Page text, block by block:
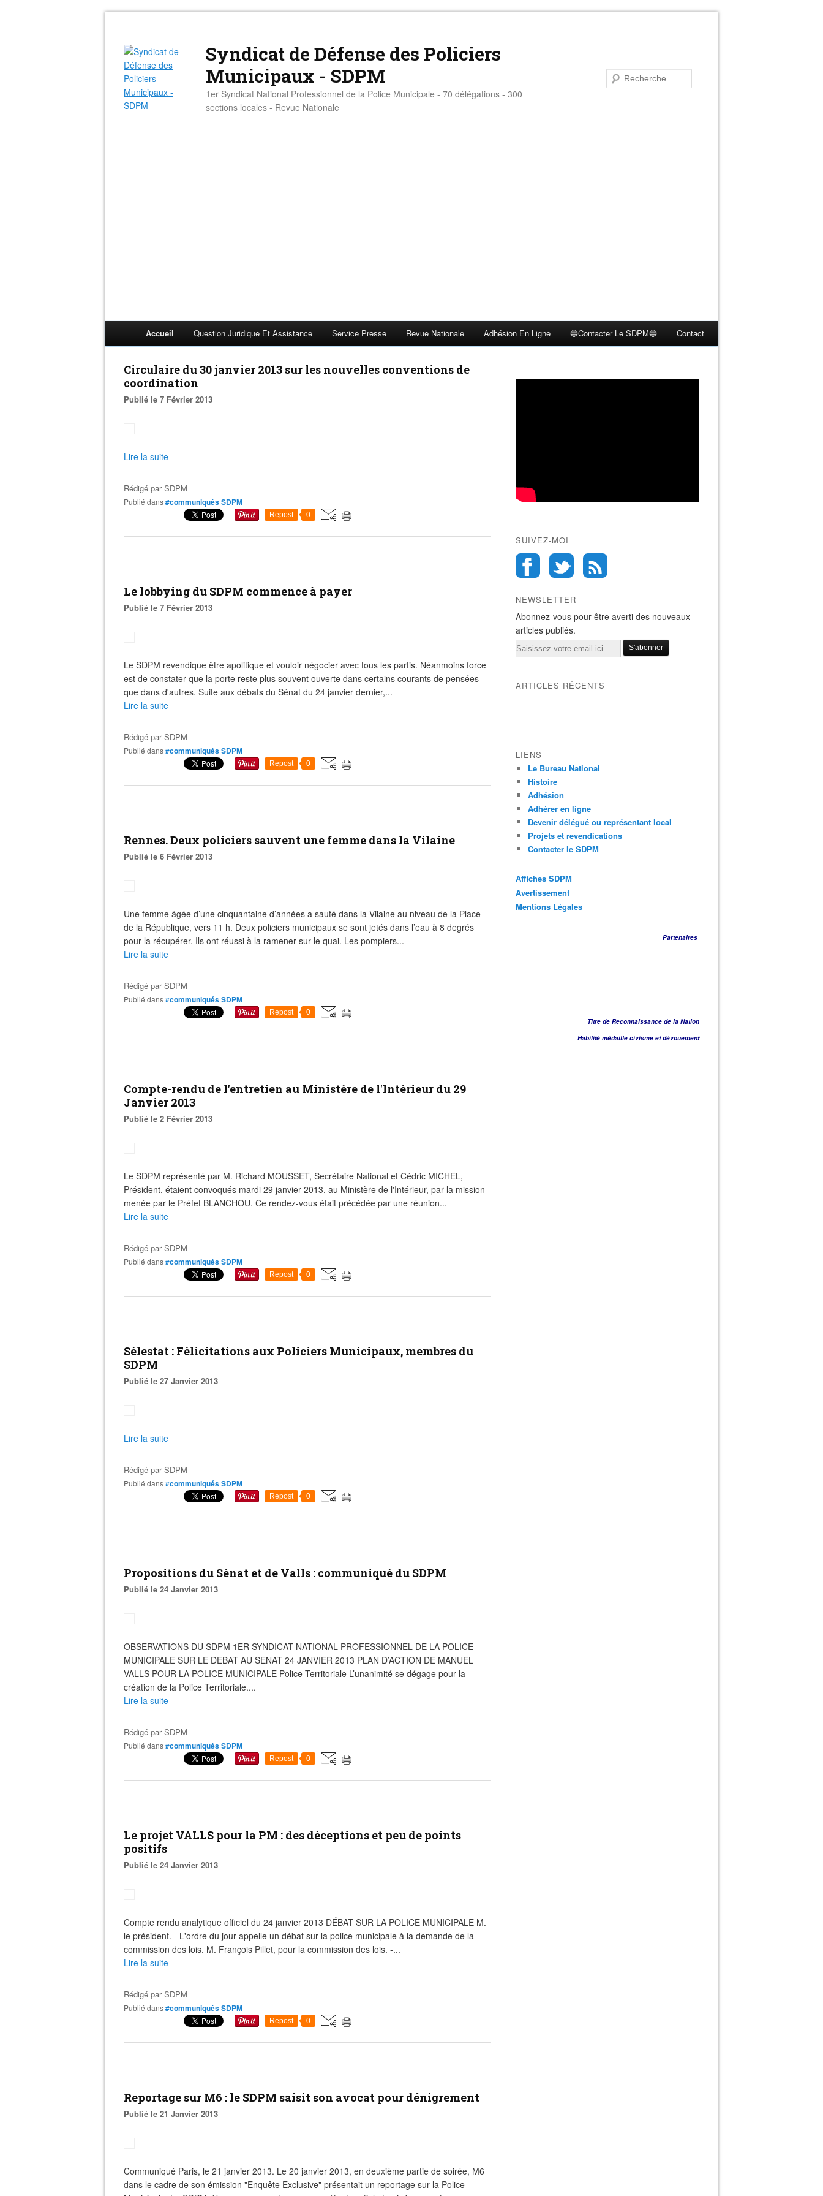
Syndicat de Défense des Policiers
Municipaux - SDPM
1er Syndicat National Professionnel de la Police Municipale - 70 délégations - 300
sections locales - Revue Nationale
Accueil Question Juridique Et Assistance Service Presse Revue Nationale Adhésion En Ligne 🔵Contacter Le SDPM🔵 Contact
Circulaire du 30 janvier 2013 sur les nouvelles conventions de
coordination
Publié le 7 Février 2013
Lire la suite
Rédigé parSDPM
Publié dans#communiqués SDPM
Repost 0
Le lobbying du SDPM commence à payer
Publié le 7 Février 2013
Le SDPM revendique être apolitique et vouloir négocier avec tous les partis. Néanmoins force
est de constater que la porte reste plus souvent ouverte dans certains courants de pensées
que dans d'autres. Suite aux débats du Sénat du 24 janvier dernier,...
Lire la suite
Rédigé parSDPM
Publié dans#communiqués SDPM
Repost 0
Rennes. Deux policiers sauvent une femme dans la Vilaine
Publié le 6 Février 2013
Une femme âgée d’une cinquantaine d’années a sauté dans la Vilaine au niveau de la Place
de la République, vers 11 h. Deux policiers municipaux se sont jetés dans l’eau à 8 degrés
pour la récupérer. Ils ont réussi à la ramener sur le quai. Les pompiers...
Lire la suite
Rédigé parSDPM
Publié dans#communiqués SDPM
Repost 0
Compte-rendu de l'entretien au Ministère de l'Intérieur du 29
Janvier 2013
Publié le 2 Février 2013
Le SDPM représenté par M. Richard MOUSSET, Secrétaire National et Cédric MICHEL,
Président, étaient convoqués mardi 29 janvier 2013, au Ministère de l'Intérieur, par la mission
menée par le Préfet BLANCHOU. Ce rendez-vous était précédée par une réunion...
Lire la suite
Rédigé parSDPM
Publié dans#communiqués SDPM
Repost 0
Sélestat : Félicitations aux Policiers Municipaux, membres du
SDPM
Publié le 27 Janvier 2013
Lire la suite
Rédigé parSDPM
Publié dans#communiqués SDPM
Repost 0
Propositions du Sénat et de Valls : communiqué du SDPM
Publié le 24 Janvier 2013
OBSERVATIONS DU SDPM 1ER SYNDICAT NATIONAL PROFESSIONNEL DE LA POLICE
MUNICIPALE SUR LE DEBAT AU SENAT 24 JANVIER 2013 PLAN D’ACTION DE MANUEL
VALLS POUR LA POLICE MUNICIPALE Police Territoriale L’unanimité se dégage pour la
création de la Police Territoriale....
Lire la suite
Rédigé parSDPM
Publié dans#communiqués SDPM
Repost 0
Le projet VALLS pour la PM : des déceptions et peu de points
positifs
Publié le 24 Janvier 2013
Compte rendu analytique officiel du 24 janvier 2013 DÉBAT SUR LA POLICE MUNICIPALE M.
le président. - L'ordre du jour appelle un débat sur la police municipale à la demande de la
commission des lois. M. François Pillet, pour la commission des lois. -...
Lire la suite
Rédigé parSDPM
Publié dans#communiqués SDPM
Repost 0
Reportage sur M6 : le SDPM saisit son avocat pour dénigrement
Publié le 21 Janvier 2013
Communiqué Paris, le 21 janvier 2013. Le 20 janvier 2013, en deuxième partie de soirée, M6
dans le cadre de son émission "Enquête Exclusive" présentait un reportage sur la Police
SUIVEZ-MOI
NEWSLETTER
Abonnez-vous pour être averti des nouveaux
articles publiés.
Email
ARTICLES RÉCENTS
LIENS
Le Bureau National
Histoire
Adhésion
Adhérer en ligne
Devenir délégué ou représentant local
Projets et revendications
Contacter le SDPM
Affiches SDPM
Avertissement
Mentions Légales
Partenaires
Titre de Reconnaissance de la Nation
Habilité médaille civisme et dévouement